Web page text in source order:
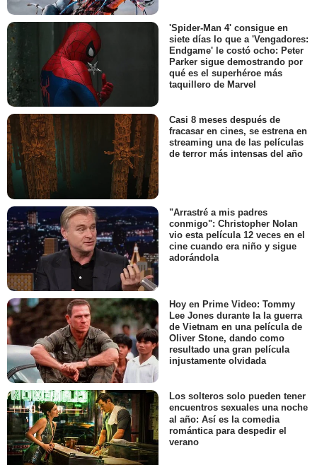
'Spider-Man 4' consigue en
siete días lo que a 'Vengadores:
Endgame' le costó ocho: Peter
Parker sigue demostrando por
qué es el superhéroe más
taquillero de Marvel
Casi 8 meses después de
fracasar en cines, se estrena en
streaming una de las películas
de terror más intensas del año
"Arrastré a mis padres
conmigo": Christopher Nolan
vio esta película 12 veces en el
cine cuando era niño y sigue
adorándola
Hoy en Prime Video: Tommy
Lee Jones durante la la guerra
de Vietnam en una película de
Oliver Stone, dando como
resultado una gran película
injustamente olvidada
Los solteros solo pueden tener
encuentros sexuales una noche
al año: Así es la comedia
romántica para despedir el
verano